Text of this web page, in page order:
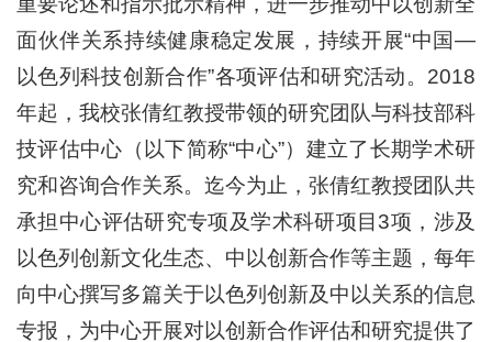
面伙伴关系持续健康稳定发展，持续开展“中国—
以色列科技创新合作”各项评估和研究活动。2018
年起，我校张倩红教授带领的研究团队与科技部科
技评估中心（以下简称“中心”）建立了长期学术研
究和咨询合作关系。迄今为止，张倩红教授团队共
承担中心评估研究专项及学术科研项目3项，涉及
以色列创新文化生态、中以创新合作等主题，每年
向中心撰写多篇关于以色列创新及中以关系的信息
专报，为中心开展对以创新合作评估和研究提供了